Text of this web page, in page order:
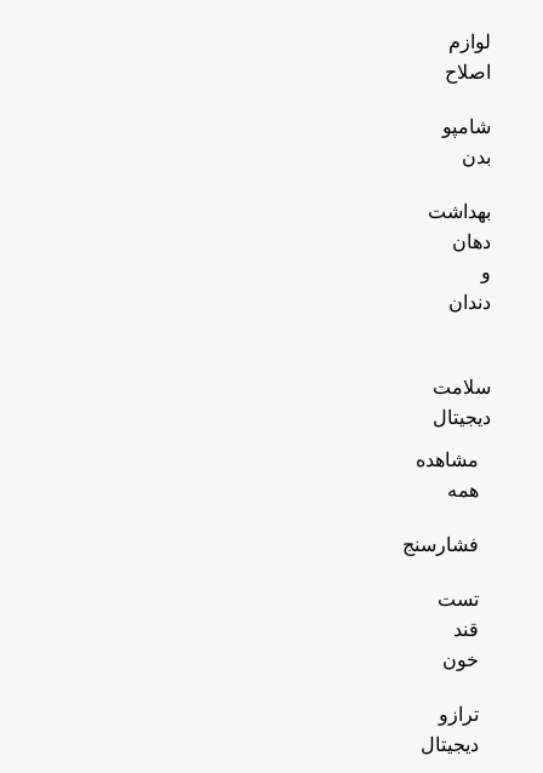
لوازم
اصلاح
شامپو
بدن
بهداشت
دهان
و
دندان
سلامت
دیجیتال
مشاهده
همه
فشارسنج
تست
قند
خون
ترازو
دیجیتال